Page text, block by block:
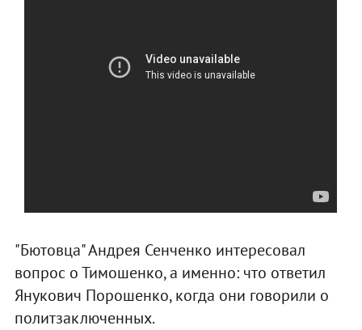
"Бютовца" Андрея Сенченко интересовал
вопрос о Тимошенко, а именно: что ответил
Янукович Порошенко, когда они говорили о
политзаключенных.